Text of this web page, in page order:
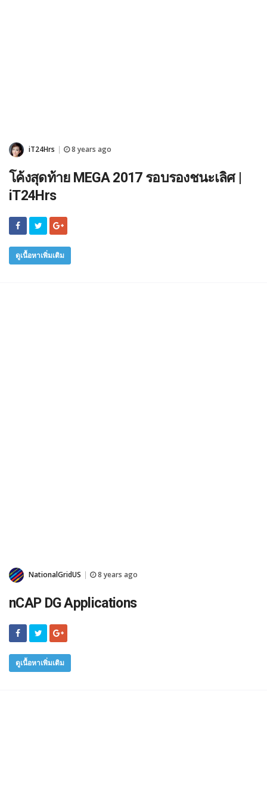
iT24Hrs 8 years ago
โค้งสุดท้าย MEGA 2017 รอบรองชนะเลิศ |
iT24Hrs
ดูเนื้อหาเพิ่มเติม
NationalGridUS 8 years ago
nCAP DG Applications
ดูเนื้อหาเพิ่มเติม